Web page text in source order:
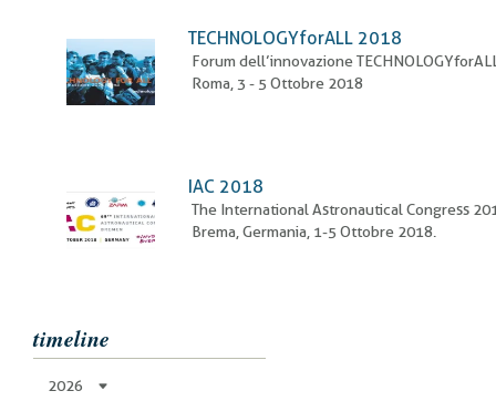
TECHNOLOGYforALL 2018
Forum dell’innovazione
Roma, 3 - 5 Ottobre 2018
IAC 2018
The International Astronautical Congress
Brema, Germania, 1-5 Ottobre 2018.
timeline
2026